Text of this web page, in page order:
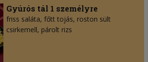
Gyúrós tál 1 személyre
friss saláta, főtt tojás, roston sült
csirkemell, párolt rizs